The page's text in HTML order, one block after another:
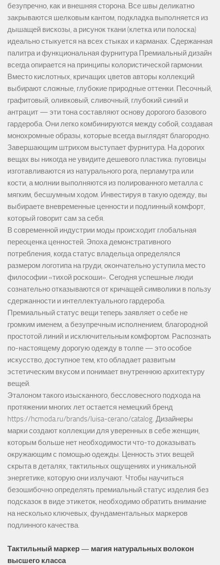
безупречно, как и внешняя сторона. Все швы деликатно
закрываются шелковым кантом, подкладка выполняется из
дышащей вискозы, а рисунок ткани (клетка или полоска)
идеально стыкуется на всех стыках и карманах. Сдержанная
палитра и функциональная фурнитура Премиальный дизайн
всегда опирается на принципы колористической гармонии.
Вместо кислотных, кричащих цветов авторы коллекций
выбирают сложные, глубокие природные оттенки. Песочный,
графитовый, оливковый, сливочный, глубокий синий и
антрацит — эти тона составляют основу дорогого базового
гардероба. Они легко комбинируются между собой, создавая
монохромные образы, которые всегда выглядят благородно.
Завершающим штрихом выступает фурнитура. На дорогих
вещах вы никогда не увидите дешевого пластика: пуговицы
изготавливаются из натурального рога, перламутра или
кости, а молнии выполняются из полированного металла с
мягким, бесшумным ходом. Инвестируя в такую одежду, вы
выбираете вневременные ценности и подлинный комфорт,
который говорит сам за себя.
В современной индустрии моды происходит глобальная
переоценка ценностей. Эпоха демонстративного
потребления, когда статус владельца определялся
размером логотипа на груди, окончательно уступила место
философии «тихой роскоши». Сегодня успешные люди
сознательно отказываются от кричащей символики в пользу
сдержанности и интеллектуального гардероба.
Премиальный статус вещи теперь заявляет о себе не
громким именем, а безупречным исполнением, благородной
простотой линий и исключительным комфортом. Распознать
по-настоящему дорогую одежду в толпе — это особое
искусство, доступное тем, кто обладает развитым
эстетическим вкусом и понимает внутреннюю архитектуру
вещей.
Эталоном такого изысканного, бессловесного подхода на
протяжении многих лет остается немецкий бренд
https://hcmoda.ru/brands/luisa-cerano/catalog. Дизайнеры
марки создают коллекции для уверенных в себе женщин,
которым больше нет необходимости что-то доказывать
окружающим с помощью одежды. Ценность этих вещей
скрыта в деталях, тактильных ощущениях и уникальной
энергетике, которую они излучают. Чтобы научиться
безошибочно определять премиальный статус изделия без
подсказок в виде этикеток, необходимо обратить внимание
на несколько ключевых, фундаментальных маркеров
подлинного качества.
Тактильный маркер — магия натуральных волокон
высшего класса